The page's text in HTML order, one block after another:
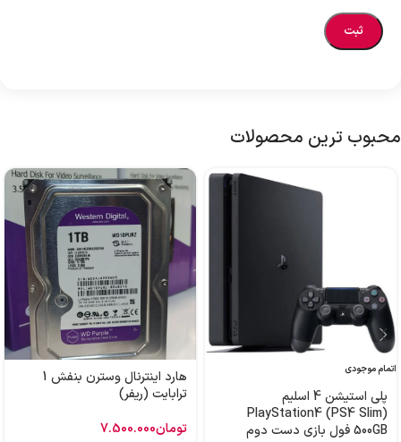
محبوب ترین محصولات
اتمام موجودی
پلی استیشن 4 اسلیم
PlayStation4 (PS4 Slim)
500GB فول بازی دست دوم
هارد اینترنال وسترن بنفش 1
ترابایت (ریفر)
تومان7.500.000